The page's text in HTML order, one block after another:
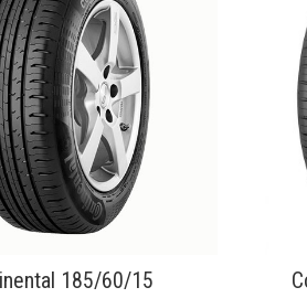
CALL FOR PRICE185/60/15